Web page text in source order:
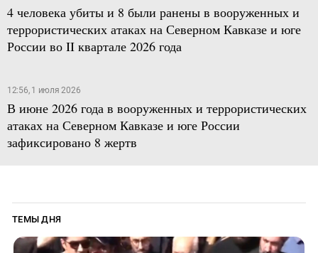
4 человека убиты и 8 были ранены в вооруженных и
террористических атаках на Северном Кавказе и юге
России во II квартале 2026 года
12:56, 1 июля 2026
В июне 2026 года в вооруженных и террористических
атаках на Северном Кавказе и юге России
зафиксировано 8 жертв
ТЕМЫ ДНЯ